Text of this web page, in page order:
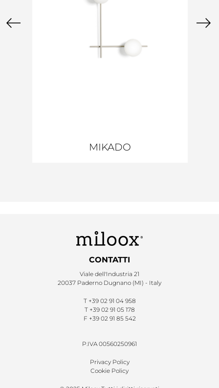
MIKADO
CONTATTI
Viale dell'Industria 21
20037 Paderno Dugnano (MI) - Italy
T +39 02 91 04 958
T +39 02 91 05 178
F +39 02 91 85 542
P.IVA 00560250961
Privacy Policy
Cookie Policy